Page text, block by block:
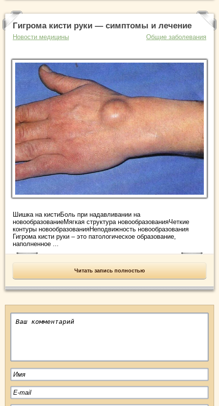
Гигрома кисти руки — симптомы и лечение
Новости медицины Общие заболевания
Шишка на кистиБоль при надавливании на
новообразованиеМягкая структура новообразованияЧеткие
контуры новообразованияНеподвижность новообразования
Гигрома кисти руки – это патологическое образование,
наполненное ...
Читать запись полностью